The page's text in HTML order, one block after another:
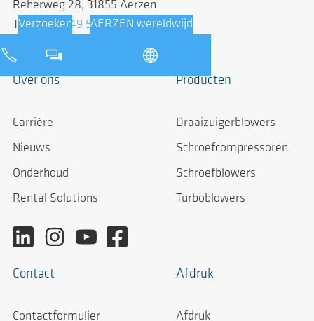
Reherweg 28, 31855 Aerzen
Telefoon:+49 5154 810
Over ons
Carrière
Nieuws
Onderhoud
Rental Solutions
Producten
Draaizuigerblowers
Schroefcompressoren
Schroefblowers
Turboblowers
Contact
Contactformulier
Afdruk
Afdruk